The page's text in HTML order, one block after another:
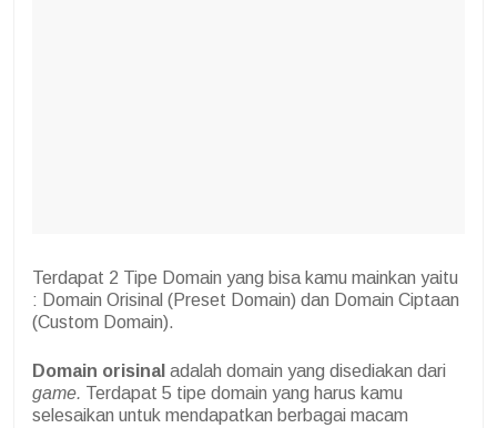
Terdapat 2 Tipe Domain yang bisa kamu mainkan yaitu
: Domain Orisinal (Preset Domain) dan Domain Ciptaan
(Custom Domain).
Domain orisinal adalah domain yang disediakan dari
game. Terdapat 5 tipe domain yang harus kamu
selesaikan untuk mendapatkan berbagai macam